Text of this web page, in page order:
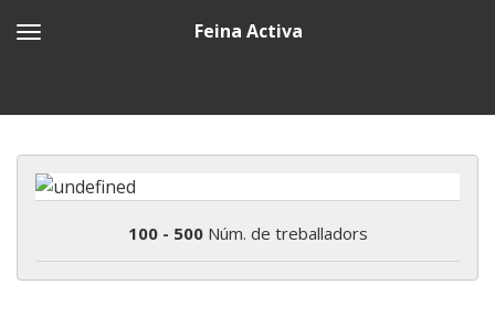
Feina Activa
100 - 500Núm. de treballadors